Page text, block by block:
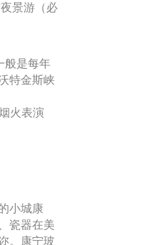
景游（必
般是每年
特金斯峡
火表演
小城康
瓷器在美
。康宁玻